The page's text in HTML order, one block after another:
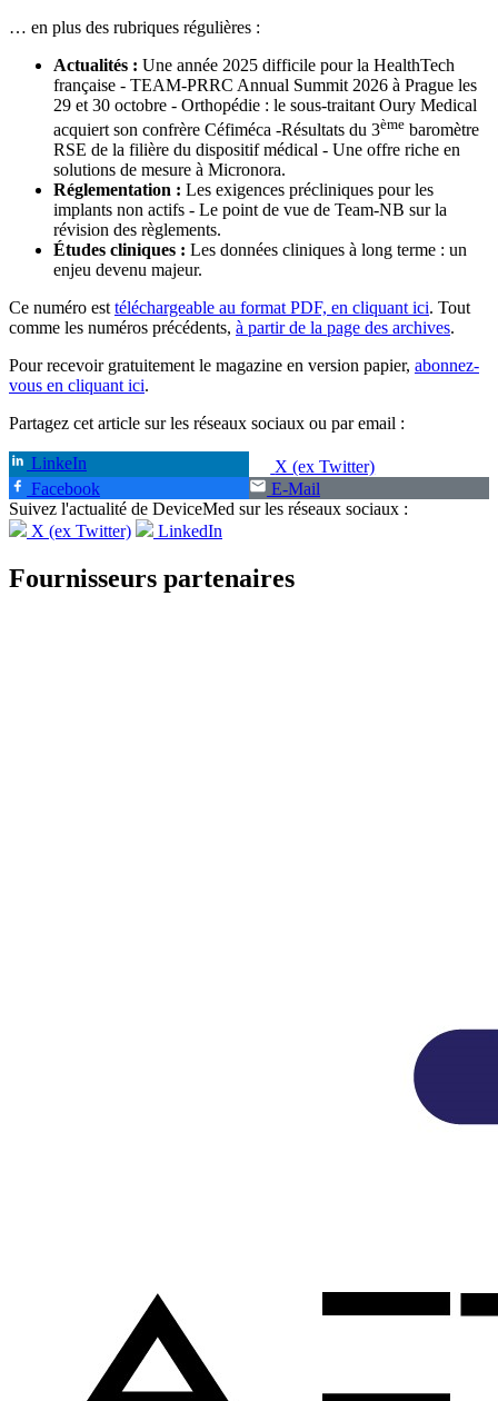
… en plus des rubriques régulières :
Actualités : Une année 2025 difficile pour la HealthTech
française - TEAM-PRRC Annual Summit 2026 à Prague les
29 et 30 octobre - Orthopédie : le sous-traitant Oury Medical
acquiert son confrère Céfiméca -Résultats du 3ème baromètre
RSE de la filière du dispositif médical - Une offre riche en
solutions de mesure à Micronora.
Réglementation : Les exigences précliniques pour les
implants non actifs - Le point de vue de Team-NB sur la
révision des règlements.
Études cliniques : Les données cliniques à long terme : un
enjeu devenu majeur.
Ce numéro est téléchargeable au format PDF, en cliquant ici. Tout
comme les numéros précédents, à partir de la page des archives.
Pour recevoir gratuitement le magazine en version papier, abonnez-
vous en cliquant ici.
Partagez cet article sur les réseaux sociaux ou par email :
LinkeIn
X (ex Twitter)
Facebook
E-Mail
Suivez l'actualité de DeviceMed sur les réseaux sociaux :
X (ex Twitter)
LinkedIn
Fournisseurs partenaires